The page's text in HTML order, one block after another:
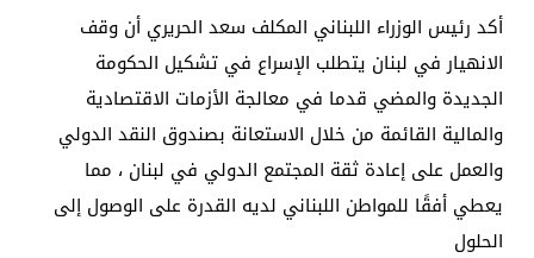
أكد رئيس الوزراء اللبناني المكلف سعد الحريري أن وقف
الانهيار في لبنان يتطلب الإسراع في تشكيل الحكومة
الجديدة والمضي قدما في معالجة الأزمات الاقتصادية
والمالية القائمة من خلال الاستعانة بصندوق النقد الدولي
والعمل على إعادة ثقة المجتمع الدولي في لبنان ، مما
يعطي أفقًا للمواطن اللبناني لديه القدرة على الوصول إلى
الحلول